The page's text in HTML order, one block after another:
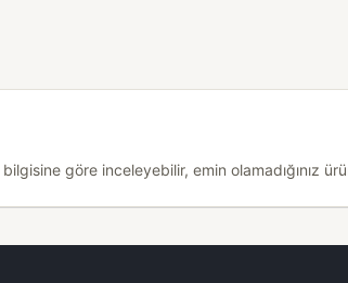
göre inceleyebilir, emin olamadığınız